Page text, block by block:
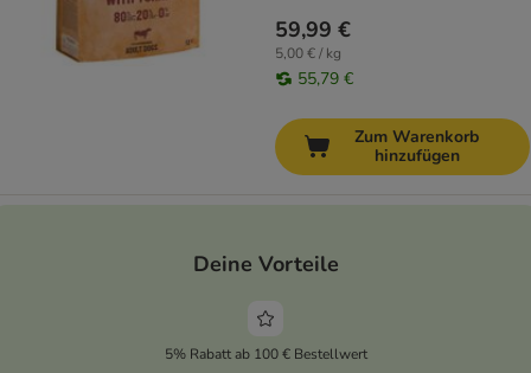
59,99 €
5,00 € / kg
55,79 €
Zum Warenkorb
hinzufügen
Deine Vorteile
5% Rabatt ab 100 € Bestellwert